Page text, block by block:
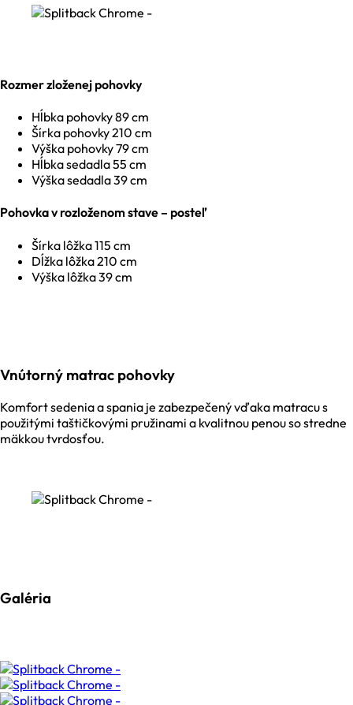
Rozmer zloženej pohovky
Hĺbka pohovky 89 cm
Šírka pohovky 210 cm
Výška pohovky 79 cm
Hĺbka sedadla 55 cm
Výška sedadla 39 cm
Pohovka v rozloženom stave – posteľ
Šírka lôžka 115 cm
Dĺžka lôžka 210 cm
Výška lôžka 39 cm
Vnútorný matrac pohovky
Komfort sedenia a spania je zabezpečený vďaka matracu s
použitými taštičkovými pružinami a kvalitnou penou so stredne
mäkkou tvrdosťou.
Galéria